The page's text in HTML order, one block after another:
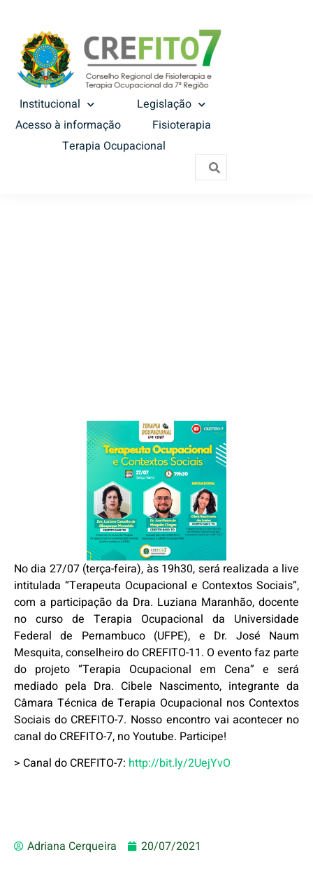
Institucional
Legislação
Acesso à informação
Fisioterapia
Terapia Ocupacional
No dia 27/07 (terça-feira), às 19h30, será realizada a live
intitulada “Terapeuta Ocupacional e Contextos Sociais”,
com a participação da Dra. Luziana Maranhão, docente
no curso de Terapia Ocupacional da Universidade
Federal de Pernambuco (UFPE), e Dr. José Naum
Mesquita, conselheiro do CREFITO-11. O evento faz parte
do projeto “Terapia Ocupacional em Cena” e será
mediado pela Dra. Cibele Nascimento, integrante da
Câmara Técnica de Terapia Ocupacional nos Contextos
Sociais do CREFITO-7. Nosso encontro vai acontecer no
canal do CREFITO-7, no Youtube. Participe!
> Canal do CREFITO-7: http://bit.ly/2UejYvO
Adriana Cerqueira 20/07/2021